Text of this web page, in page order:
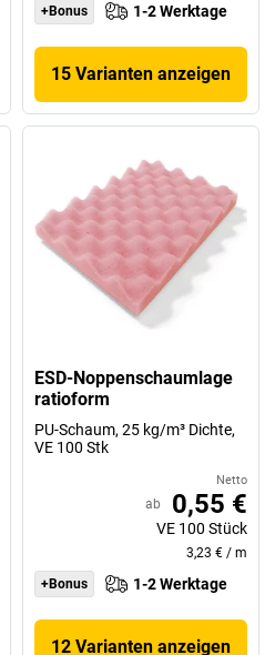
+Bonus
1-2 Werktage
15 Varianten anzeigen
ESD-Noppenschaumlage
ratioform
PU-Schaum, 25 kg/m³ Dichte,
VE 100 Stk
Netto
ab 0,55 €
VE 100 Stück
3,23 € / m
+Bonus
1-2 Werktage
12 Varianten anzeigen